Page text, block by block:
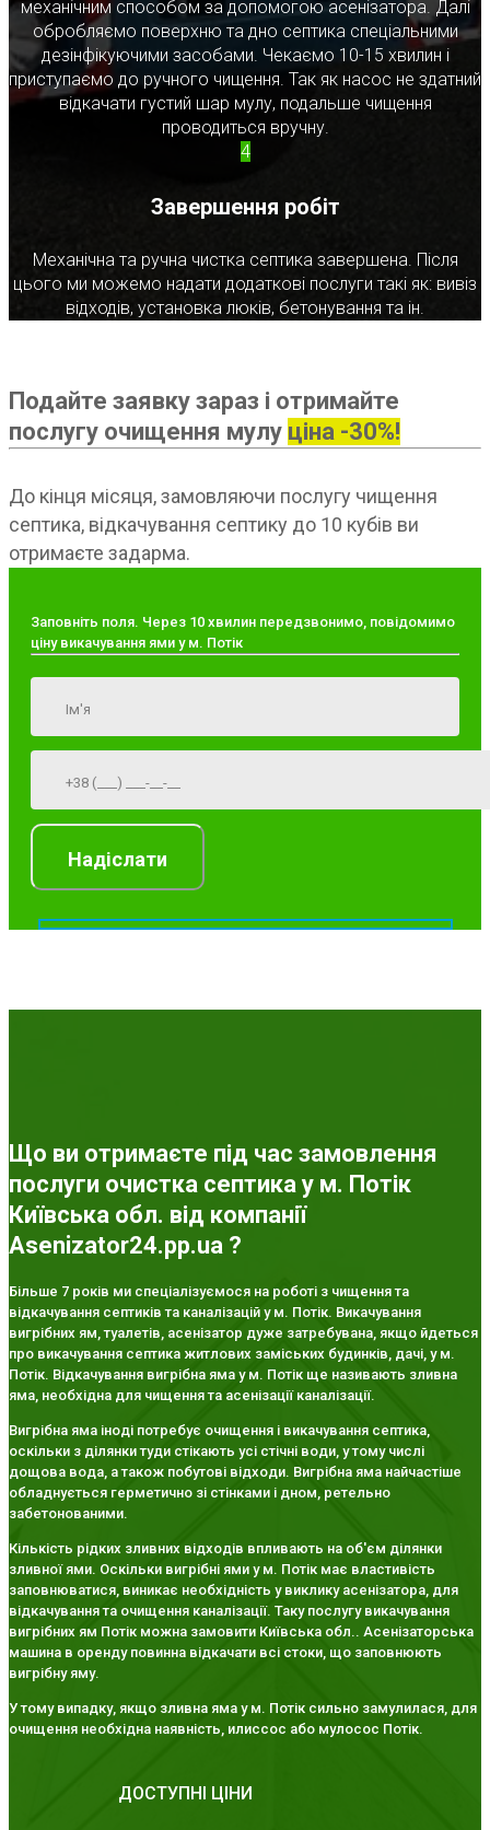
механічним способом за допомогою асенізатора. Далі
обробляємо поверхню та дно септика спеціальними
дезінфікуючими засобами. Чекаємо 10-15 хвилин і
приступаємо до ручного чищення. Так як насос не здатний
відкачати густий шар мулу, подальше чищення
проводиться вручну.
4
Завершення робіт
Механічна та ручна чистка септика завершена. Після
цього ми можемо надати додаткові послуги такі як: вивіз
відходів, установка люків, бетонування та ін.
Подайте заявку зараз і отримайте
послугу очищення мулу ціна -30%!
До кінця місяця, замовляючи послугу чищення
септика, відкачування септику до 10 кубів ви
отримаєте задарма.
Заповніть поля. Через 10 хвилин передзвонимо, повідомимо
ціну викачування ями у м. Потік
Що ви отримаєте під час замовлення
послуги очистка септика у м. Потік
Київська обл. від компанії
Asenizator24.pp.ua ?
Більше 7 років ми спеціалізуємося на роботі з чищення та
відкачування септиків та каналізацій у м. Потік. Викачування
вигрібних ям, туалетів, асенізатор дуже затребувана, якщо йдеться
про викачування септика житлових заміських будинків, дачі, у м.
Потік. Відкачування вигрібна яма у м. Потік ще називають зливна
яма, необхідна для чищення та асенізації каналізації.
Вигрібна яма іноді потребує очищення і викачування септика,
оскільки з ділянки туди стікають усі стічні води, у тому числі
дощова вода, а також побутові відходи. Вигрібна яма найчастіше
обладнується герметично зі стінками і дном, ретельно
забетонованими.
Кількість рідких зливних відходів впливають на об'єм ділянки
зливної ями. Оскільки вигрібні ями у м. Потік має властивість
заповнюватися, виникає необхідність у виклику асенізатора, для
відкачування та очищення каналізації. Таку послугу викачування
вигрібних ям Потік можна замовити Київська обл.. Асенізаторська
машина в оренду повинна відкачати всі стоки, що заповнюють
вигрібну яму.
У тому випадку, якщо зливна яма у м. Потік сильно замулилася, для
очищення необхідна наявність, илиссос або мулосос Потік.
ДОСТУПНІ ЦІНИ